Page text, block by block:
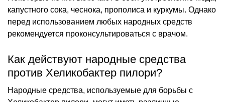
капустного сока, чеснока, прополиса и куркумы. Однако
перед использованием любых народных средств
рекомендуется проконсультироваться с врачом.
Как действуют народные средства
против Хеликобактер пилори?
Народные средства, используемые для борьбы с